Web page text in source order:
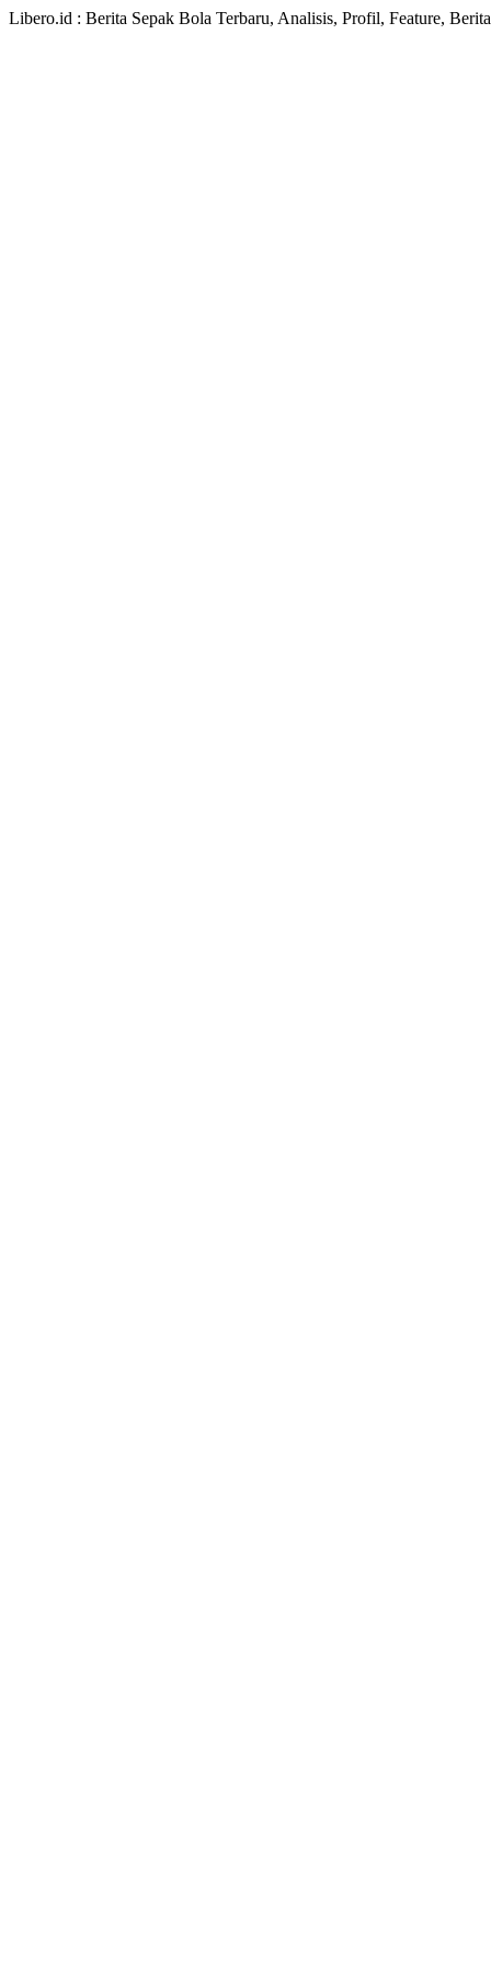
Libero.id : Berita Sepak Bola Terbaru, Analisis, Profil, Feature,